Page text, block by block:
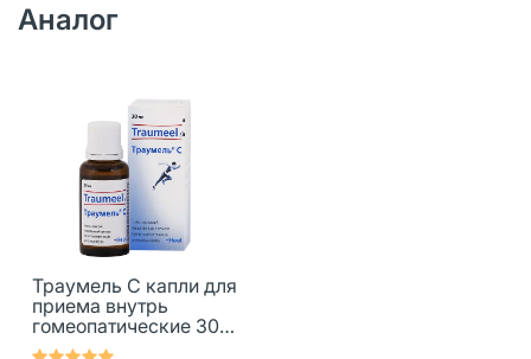
Аналог
Траумель С капли для
приема внутрь
гомеопатические 30
мл 1 шт